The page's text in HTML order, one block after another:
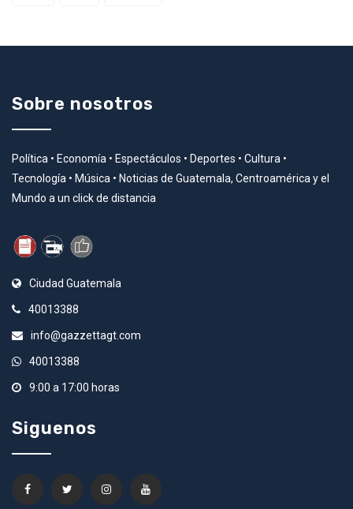
Sobre nosotros
Política • Economía • Espectáculos • Deportes • Cultura •
Tecnología • Música • Noticias de Guatemala, Centroamérica y el
Mundo a un click de distancia
Ciudad Guatemala
40013388
info@gazzettagt.com
40013388
9:00 a 17:00 horas
Siguenos